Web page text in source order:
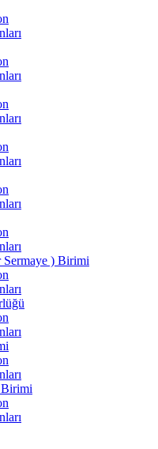
) Birimi
Birimi